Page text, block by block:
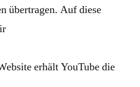
übertragen. Auf diese
erhält YouTube die